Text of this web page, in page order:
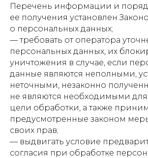
Перечень информации и
ее получения установлен
о персональных данных;
— требовать от оператора
персональных данных, их
уничтожения в случае, если
данные являются неполными,
неточными, незаконно
не являются необходимыми
цели обработки, а также
предусмотренные законом
своих прав;
— выдвигать условие
согласия при обработке